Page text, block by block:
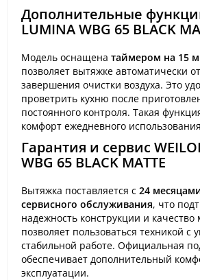
Дополнительные
LUMINA WBG 65 BLACK
Модель оснащена таймером на 15
позволяет вытяжке автоматически
завершения очистки воздуха. Это
проветрить кухню после
постоянного контроля. Такая
комфорт ежедневного
Гарантия и сервис
WBG 65 BLACK MATTE
Вытяжка поставляется с 24
сервисного обслуживания, что
надежность конструкции и качество
позволяет пользоваться техникой с
стабильной работе. Официальная
обеспечивает дополнительный
эксплуатации.